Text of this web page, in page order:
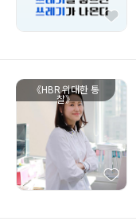
《HBR 위대한 통
찰》